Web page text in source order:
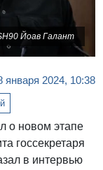
Йоав Галант
января 2024, 10:38
о новом этапе
госсекретаря
в интервью